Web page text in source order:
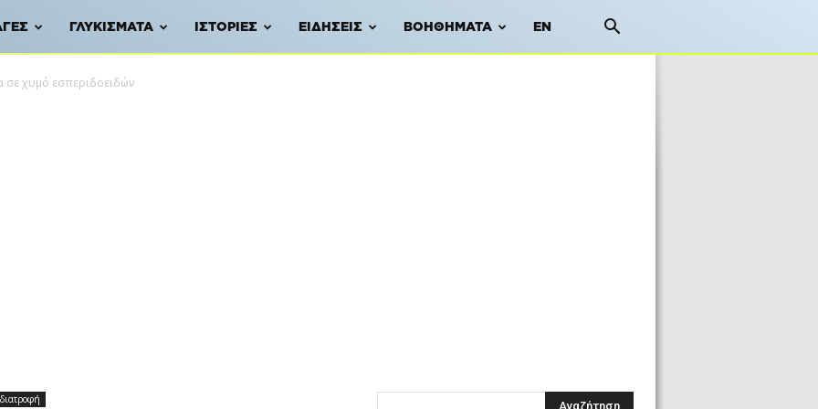
ΓΛΥΚΊΣΜΑΤΑ ΙΣΤΟΡΊΕΣ ΕΙΔΉΣΕΙΣ ΒΟΗΘΉΜΑΤΑ EN
σε χυμό εσπεριδοειδών